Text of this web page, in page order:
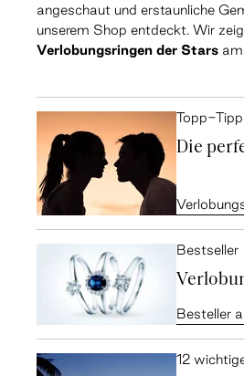
angeschaut und erstaunliche
unserem Shop entdeckt. Wir
Verlobungsringen der Stars
Topp-
Die
Bestseller
Besteller
12